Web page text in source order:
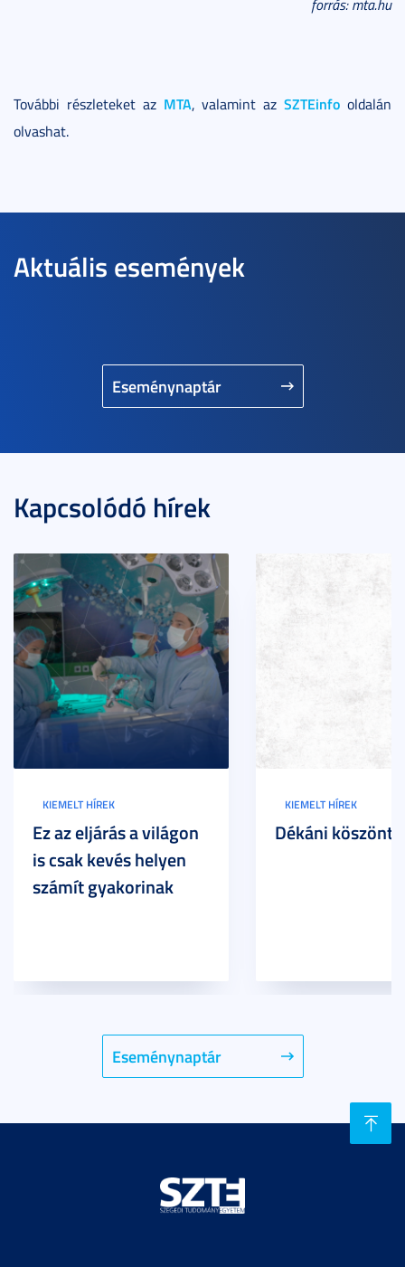
forrás: mta.hu
További részleteket az MTA, valamint azSZTEinfo oldalán
olvashat.
Aktuális események
Eseménynaptár
Kapcsolódó hírek
Eseménynaptár
KIEMELT HÍREK
Ez az eljárás a világon
is csak kevés helyen
számít gyakorinak
KIEMELT HÍREK
Dékáni köszöntő